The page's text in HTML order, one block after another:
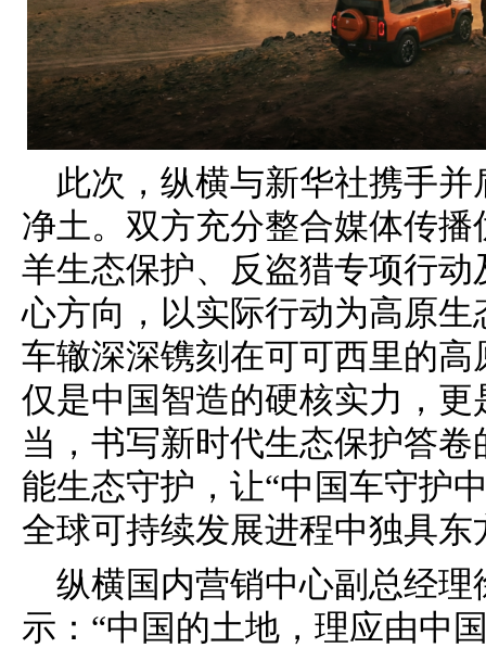
此次，纵横与新华社携手
净土。双方充分整合媒体传
羊生态保护、反盗猎专项行
心方向，以实际行动为高原
车辙深深镌刻在可可西里的
仅是中国智造的硬核实力，
当，书写新时代生态保护答
能生态守护，让“中国车守护
全球可持续发展进程中独具
纵横国内营销中心副总经
示：“中国的土地，理应由中